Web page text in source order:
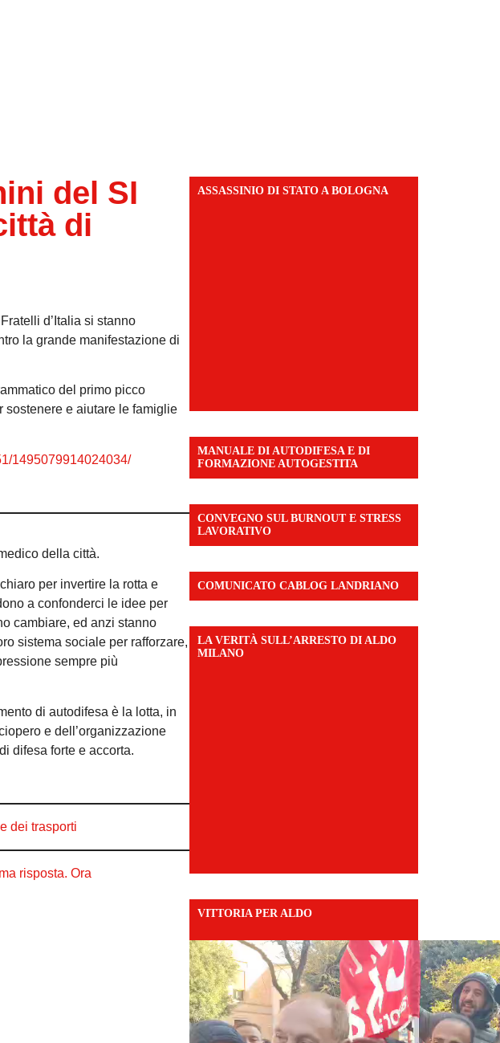
del SI
di
d’Italia si stanno
la grande manifestazione di
del primo picco
sostenere e aiutare le famiglie
1495079914024034/
della città.
per invertire la rotta e
a confonderci le idee per
cambiare, ed anzi stanno
sistema sociale per rafforzare,
sempre più
di autodifesa è la lotta, in
e dell’organizzazione
difesa forte e accorta.
dei trasporti
risposta. Ora
ASSASSINIO DI STATO A BOLOGNA
MANUALE DI AUTODIFESA E DI
FORMAZIONE AUTOGESTITA
CONVEGNO SUL BURNOUT E STRESS
LAVORATIVO
COMUNICATO CABLOG LANDRIANO
LA VERITÀ SULL’ARRESTO DI ALDO
MILANO
VITTORIA PER ALDO